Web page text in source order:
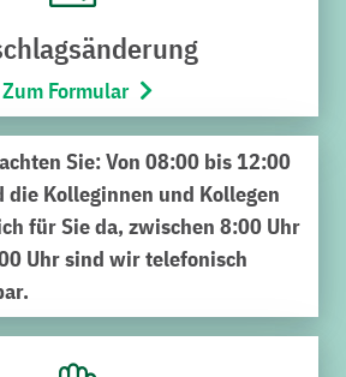
engagieren sich seit Jahren
und bieten verschiedene
der dazugehörigen
an. Vom E-
und Kaufangebote für
Ausbau der
.
Zum Formular
Sie: Von 08:00 bis 12:00
die Kolleginnen und Kollegen
für Sie da, zwischen 8:00 Uhr
Uhr sind wir telefonisch